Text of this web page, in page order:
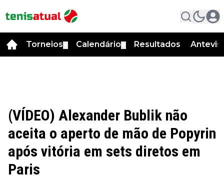
Torneios Calendário Resultados
(VÍDEO) Alexander Bublik não
aceita o aperto de mão de Popyrin
após vitória em sets diretos em
Paris